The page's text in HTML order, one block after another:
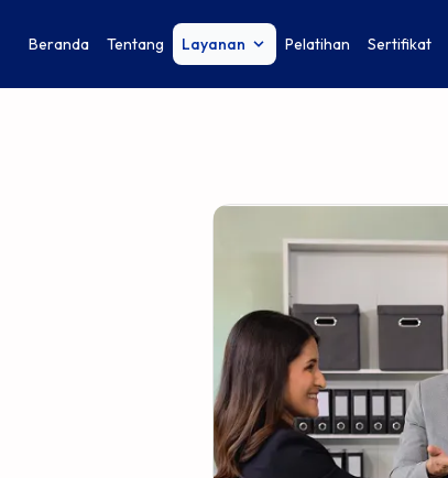
Beranda Tentang Layanan Pelatihan Sertifikat